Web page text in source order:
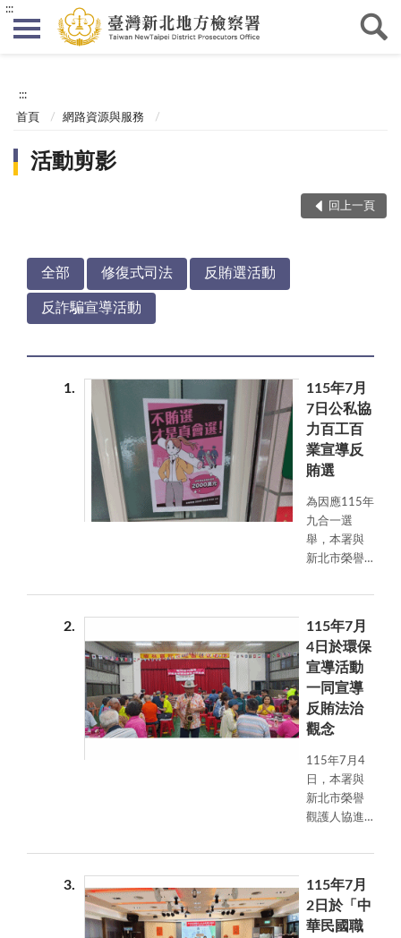
:::
:::
首頁 網路資源與服務
活動剪影
回上一頁
全部 修復式司法 反賄選活動
反詐騙宣導活動
1
115年7月
7日公私協
力百工百
業宣導反
賄選
為因應115年
九合一選
舉，本署與
新北市榮譽
會結合民間
推動「百工
百業齊反
賄」宣導行
動，號召各
行各業共同
響應反賄選
建立全民反
賄共識，營
造公平、公
正、乾淨的
2
115年7月
4日於環保
宣導活動
一同宣導
反賄法治
觀念
115年7月4
日，本署與
新北市榮譽
觀護人協進
樹林區圳民
活動辦理反
賄選及反詐
騙宣導，藉
3
115年7月
2日於「中
華民國職